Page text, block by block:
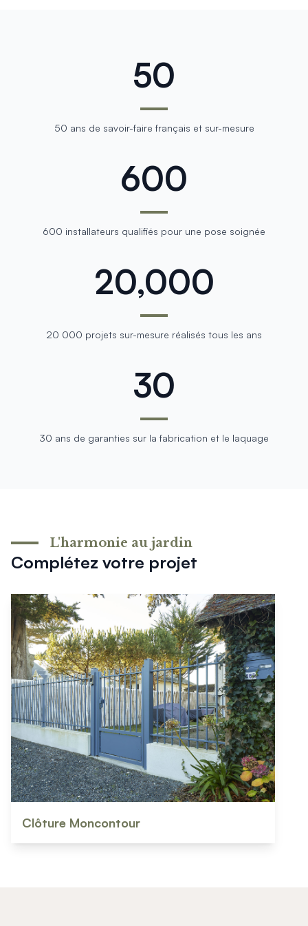
50
50 ans de savoir-faire français et sur-mesure
600
600 installateurs qualifiés pour une pose soignée
20,000
20 000 projets sur-mesure réalisés tous les ans
30
30 ans de garanties sur la fabrication et le laquage
Complétez votre projet
L'harmonie au jardin
Clôture Moncontour